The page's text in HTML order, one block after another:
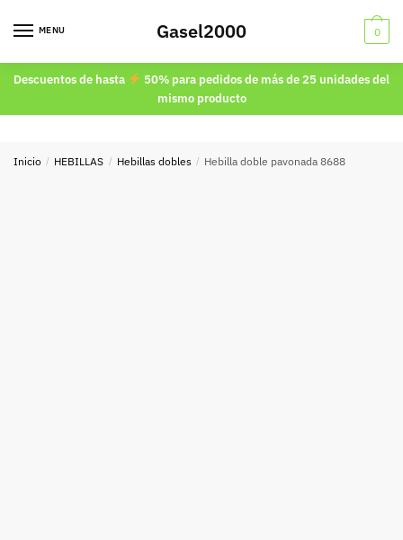
MENU Gasel2000 0
Descuentos de hasta
50% para pedidos de más de 25 unidades del
mismo producto
Inicio / HEBILLAS / Hebillas dobles / Hebilla doble pavonada 8688